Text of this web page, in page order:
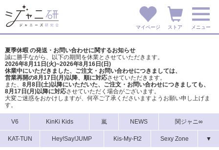
マイページ ストア メニュー
夏季休暇 の発送・お問い合わせに関するお知らせ
誠に勝手ながら、以下の期間を休業とさせていただきます。
2026年8月11日(火)~2026年8月16日(日)
休業中にいただきました、ご注文・お問い合わせにつきましては、
営業再開の8月17日(月)以降、順に対応させていただきます。
また、 8月8日(土)以降にいただいた、ご注文・ お問い合わせにつきましても、
8月17日(月)以降に対応させていただく場合がございます。
大変ご迷惑をおかけしますが、 何卒ご了承くださいますようお願い申し上げま
す。
V6 KinKi Kids 嵐 NEWS 関ジャニ∞
KAT-TUN Hey!Say!JUMP Kis-My-Ft2 Sexy Zone ▼